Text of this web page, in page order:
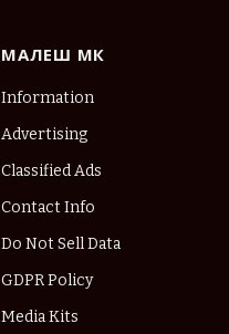
МАЛЕШ МК
Information
Advertising
Classified Ads
Contact Info
Do Not Sell Data
GDPR Policy
Media Kits